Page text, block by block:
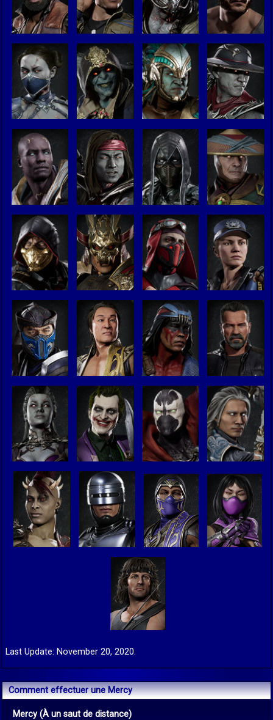
Last Update: November 20, 2020.
Comment effectuer une Mercy
Mercy (À un saut de distance)